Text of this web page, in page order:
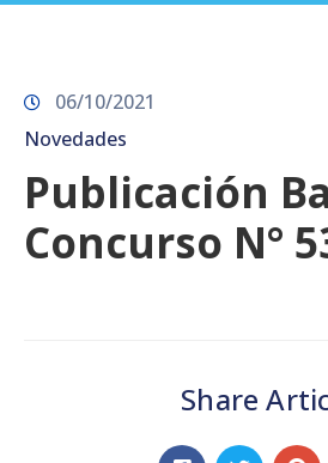
06/10/2021
Novedades
Publicación
Concurso N°
Share